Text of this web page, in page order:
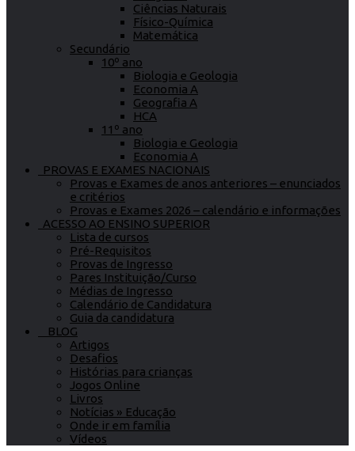
Ciências Naturais
Físico-Química
Matemática
Secundário
10º ano
Biologia e Geologia
Economia A
Geografia A
HCA
11º ano
Biologia e Geologia
Economia A
PROVAS E EXAMES NACIONAIS
Provas e Exames de anos anteriores – enunciados
e critérios
Provas e Exames 2026 – calendário e informações
ACESSO AO ENSINO SUPERIOR
Lista de cursos
Pré-Requisitos
Provas de Ingresso
Pares Instituição/Curso
Médias de Ingresso
Calendário de Candidatura
Guia da candidatura
BLOG
Artigos
Desafios
Histórias para crianças
Jogos Online
Livros
Notícias » Educação
Onde ir em família
Vídeos